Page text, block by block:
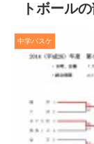
トボール
中学バスケ